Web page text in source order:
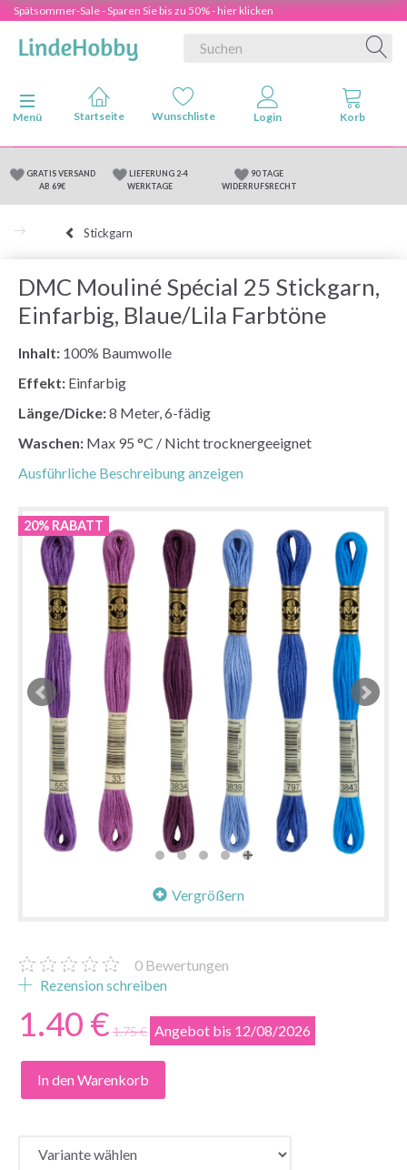
Spätsommer-Sale - Sparen Sie bis zu 50% - hier klicken
Anzeige ändern
Menü
GRATIS VERSAND
AB 69€
LIEFERUNG 2-4
WERKTAGE
90 TAGE
WIDERRUFSRECHT
Stickgarn
DMC Mouliné Spécial 25 Stickgarn,
Einfarbig, Blaue/Lila Farbtöne
Inhalt: 100% Baumwolle
Effekt: Einfarbig
Länge/Dicke:8 Meter, 6-fädig
Waschen: Max 95 °C / Nicht trocknergeeignet
Ausführliche Beschreibung anzeigen
20% RABATT
Vergrößern
0 Bewertungen
Rezension schreiben
1.40 € 1.75 € Angebot bis 12/08/2026
In den Warenkorb